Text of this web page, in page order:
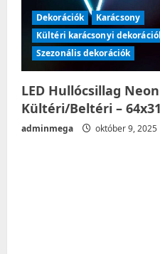
Dekorációk
Karácsony
Kültéri karácsonyi
Szezonális dekorációk
LED Hullócsillag
Kültéri/Beltéri –
adminmega október 9, 2025